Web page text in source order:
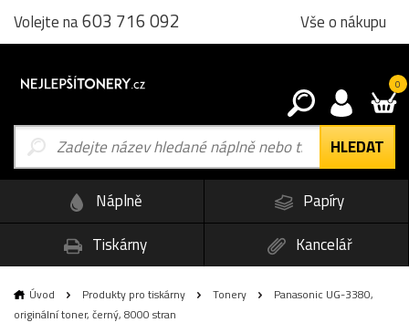
Volejte na603 716 092 Vše o nákupu
0
Náplně
Papíry
Tiskárny
Kancelář
Úvod Produkty pro tiskárny Tonery
Panasonic UG-3380,
originální toner, černý, 8000 stran